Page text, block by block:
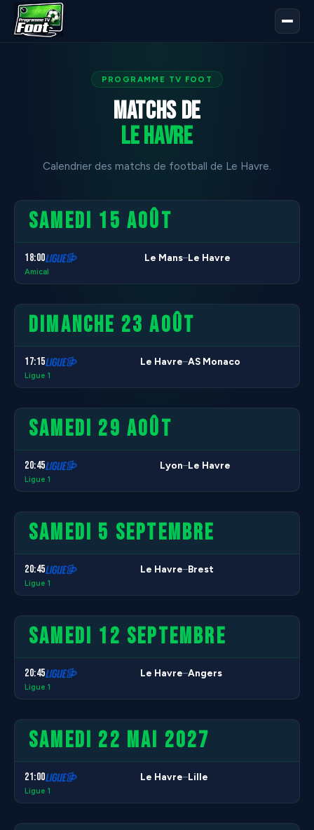
PROGRAMME TV FOOT
Matchs de
Le Havre
Calendrier des matchs de football de Le Havre.
SAMEDI 15 AOÛT
18:00 Le Mans–Le Havre
Amical
DIMANCHE 23 AOÛT
17:15 Le Havre–AS Monaco
Ligue 1
SAMEDI 29 AOÛT
20:45 Lyon–Le Havre
Ligue 1
SAMEDI 5 SEPTEMBRE
20:45 Le Havre–Brest
Ligue 1
SAMEDI 12 SEPTEMBRE
20:45 Le Havre–Angers
Ligue 1
SAMEDI 22 MAI 2027
21:00 Le Havre–Lille
Ligue 1